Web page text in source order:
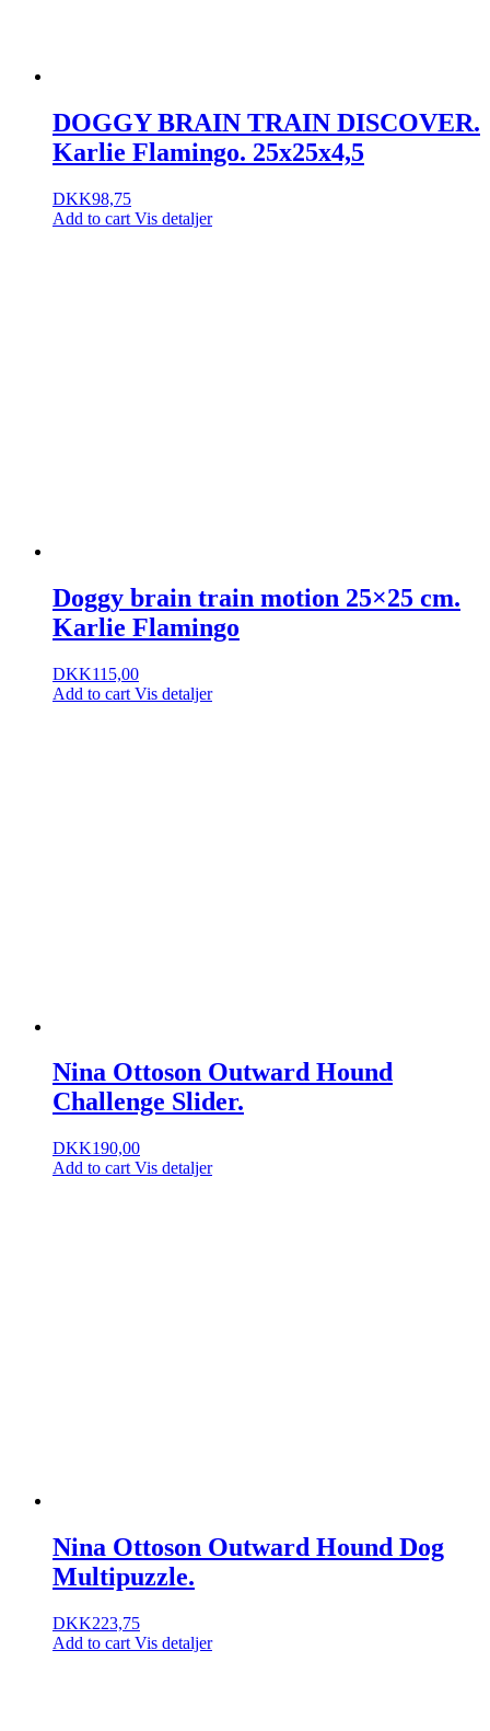
DOGGY BRAIN TRAIN DISCOVER.
Karlie Flamingo. 25x25x4,5
DKK98,75
Add to cart Vis detaljer
Doggy brain train motion 25×25 cm.
Karlie Flamingo
DKK115,00
Add to cart Vis detaljer
Nina Ottoson Outward Hound
Challenge Slider.
DKK190,00
Add to cart Vis detaljer
Nina Ottoson Outward Hound Dog
Multipuzzle.
DKK223,75
Add to cart Vis detaljer